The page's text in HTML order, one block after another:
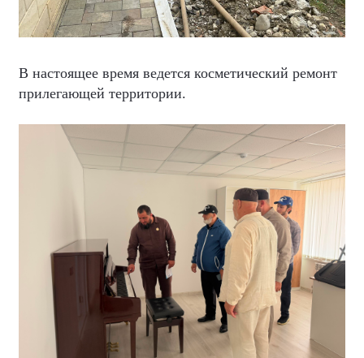
В настоящее время ведется косметический ремонт
прилегающей территории.